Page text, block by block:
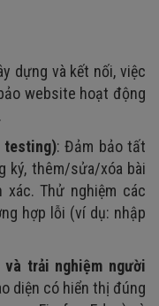
dựng và kết nối, việc
website hoạt động
testing): Đảm bảo tất
ký, thêm/sửa/xóa bài
xác. Thử nghiệm các
hợp lỗi (ví dụ: nhập
trải nghiệm người
diện có hiển thị đúng